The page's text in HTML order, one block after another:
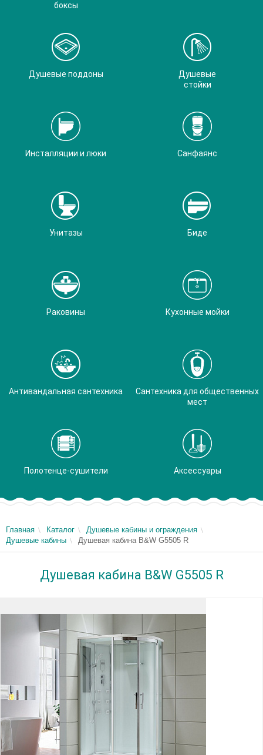
боксы
Душевые поддоны
Душевые
стойки
Инсталляции и люки Санфаянс
Унитазы Биде
Раковины Кухонные мойки
Антивандальная сантехника
Сантехника для общественных
мест
Полотенце-сушители Аксессуары
Главная Каталог
Душевые кабины и ограждения
Душевые кабины
Душевая кабина B&W G5505 R
Душевая кабина B&W G5505 R